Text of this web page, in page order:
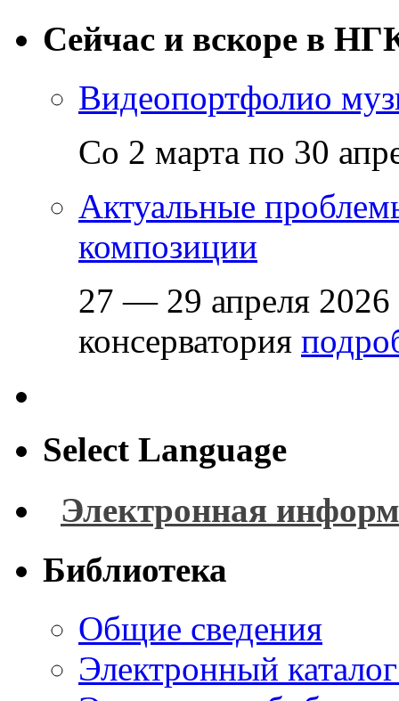
Сейчас и вскоре в
Видеопортфолио
Со 2 марта по 30
Актуальные
композиции
27 — 29 апреля 2026
консерватория
Select Language
Электронная
Библиотека
Общие сведения
Электронный